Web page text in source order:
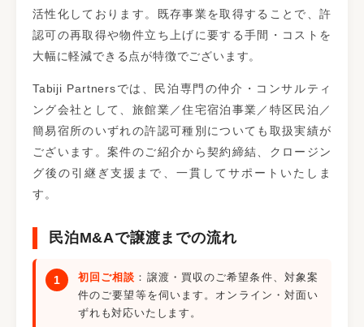
活性化しております。既存事業を取得することで、許
認可の再取得や物件立ち上げに要する手間・コストを
大幅に軽減できる点が特徴でございます。
Tabiji Partnersでは、民泊専門の仲介・コンサルティ
ング会社として、旅館業／住宅宿泊事業／特区民泊／
簡易宿所のいずれの許認可種別についても取扱実績が
ございます。案件のご紹介から契約締結、クロージン
グ後の引継ぎ支援まで、一貫してサポートいたしま
す。
民泊M&Aで譲渡までの流れ
初回ご相談 ：譲渡・買収のご希望条件、対象案
件のご要望等を伺います。オンライン・対面い
ずれも対応いたします。